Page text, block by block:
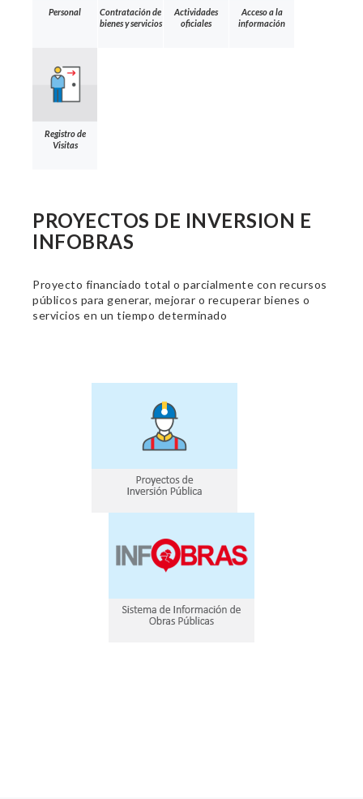
Personal
Contratación de
bienes y servicios
Actividades
oficiales
Acceso a la
información
Registro de
Visitas
PROYECTOS DE INVERSION E
INFOBRAS
Proyecto financiado total o parcialmente con recursos
públicos para generar, mejorar o recuperar bienes o
servicios en un tiempo determinado